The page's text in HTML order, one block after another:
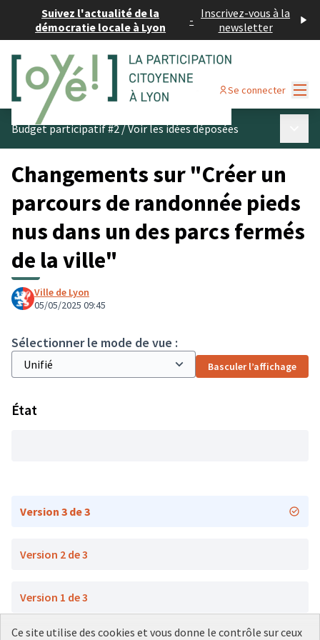
Suivez l'actualité de la
démocratie locale à Lyon
- Inscrivez-vous à la
newsletter
Se connecter
Budget participatif #2/Voir les idées déposées
Changements sur "Créer un
parcours de randonnée pieds
nus dans un des parcs fermés
de la ville"
Ville de Lyon
05/05/2025 09:45
Sélectionner le mode de vue :
Basculer l’affichage
État
Version 3 de 3
Version 2 de 3
Version 1 de 3
Ce site utilise des cookies et vous donne le contrôle sur ceux